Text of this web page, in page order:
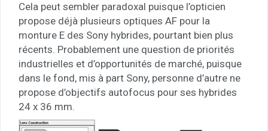
Cela peut sembler paradoxal puisque l’opticien
propose déjà plusieurs optiques AF pour la
monture E des Sony hybrides, pourtant bien plus
récents. Probablement une question de priorités
industrielles et d’opportunités de marché, puisque
dans le fond, mis à part Sony, personne d’autre ne
propose d’objectifs autofocus pour ses hybrides
24 x 36 mm.